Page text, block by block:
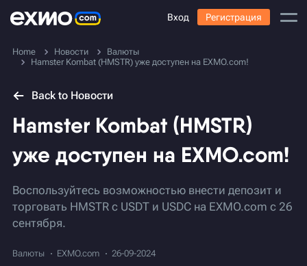
Вход Регистрация
Home Новости
Валюты
Hamster Kombat (HMSTR) уже доступен на EXMO.com!
Back to Новости
Hamster Kombat (HMSTR)
уже доступен на EXMO.com!
Воспользуйтесь возможностью внести депозит и
торговать HMSTR с USDT и USDC на EXMO.com с 26
сентября.
Валюты EXMO.com 26-09-2024